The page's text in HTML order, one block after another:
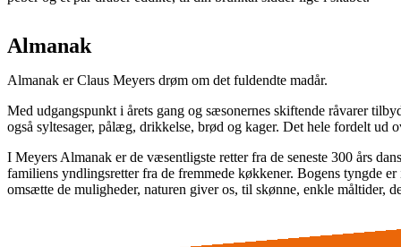
Almanak
Almanak er Claus Meyers drøm om det fuldendte madår.
Med udgangspunkt i årets gang og sæsonernes skiftende råvarer
også syltesager, pålæg, drikkelse, brød og kager. Det hele fordelt ud
I Meyers Almanak er de væsentligste retter fra de seneste 300 års
familiens yndlingsretter fra de fremmede køkkener. Bogens tyngde
omsætte de muligheder, naturen giver os, til skønne, enkle måltider,